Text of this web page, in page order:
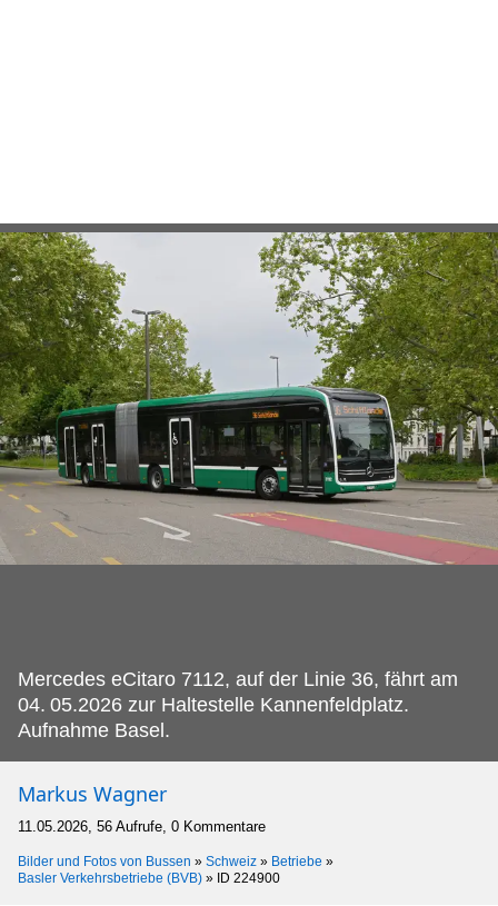
Mercedes eCitaro 7112, auf der Linie 36, fährt am
04. 05.2026 zur Haltestelle Kannenfeldplatz.
Aufnahme Basel.
Markus Wagner
11.05.2026, 56 Aufrufe, 0 Kommentare
Bilder und Fotos von Bussen » Schweiz » Betriebe »
Basler Verkehrsbetriebe (BVB) » ID 224900